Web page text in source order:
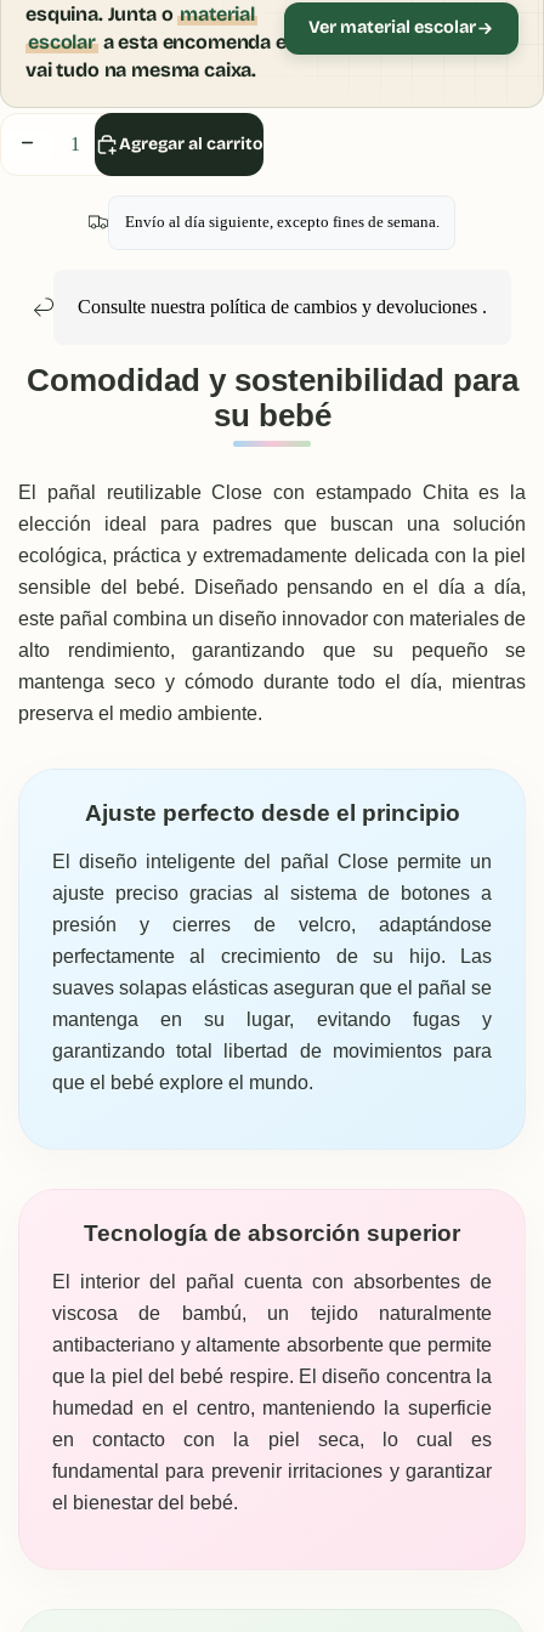
Disminuir
Aumentar
esquina. Junta omaterial
escolara esta encomenda e
vai tudo na mesma caixa.
Ver material escolar
Agregar al carrito
Envío al día siguiente, excepto fines de semana.
Consulte nuestra política de cambios y devoluciones.
Comodidad y sostenibilidad para
su bebé
El pañal reutilizable Close con estampado Chita es la
elección ideal para padres que buscan una solución
ecológica, práctica y extremadamente delicada con la piel
sensible del bebé. Diseñado pensando en el día a día,
este pañal combina un diseño innovador con materiales de
alto rendimiento, garantizando que su pequeño se
mantenga seco y cómodo durante todo el día, mientras
preserva el medio ambiente.
Ajuste perfecto desde el principio
El diseño inteligente del pañal Close permite un
ajuste preciso gracias al sistema de botones a
presión y cierres de velcro, adaptándose
perfectamente al crecimiento de su hijo. Las
suaves solapas elásticas aseguran que el pañal se
mantenga en su lugar, evitando fugas y
garantizando total libertad de movimientos para
que el bebé explore el mundo.
Tecnología de absorción superior
El interior del pañal cuenta con absorbentes de
viscosa de bambú, un tejido naturalmente
antibacteriano y altamente absorbente que permite
que la piel del bebé respire. El diseño concentra la
humedad en el centro, manteniendo la superficie
en contacto con la piel seca, lo cual es
fundamental para prevenir irritaciones y garantizar
el bienestar del bebé.